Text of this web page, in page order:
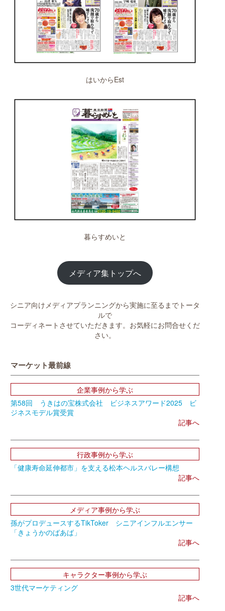
はいからEst
暮らすめいと
メディア集トップへ
シニア向けメディアプランニングから実施に至るまでトータ
ルで
コーディネートさせていただきます。お気軽にお問合せくだ
さい。
マーケット最前線
企業事例から学ぶ
第58回 うきはの宝株式会社 ビジネスアワード2025 ビ
ジネスモデル賞受賞
記事へ
行政事例から学ぶ
「健康寿命延伸都市」を支える松本ヘルスバレー構想
記事へ
メディア事例から学ぶ
孫がプロデュースするTikToker シニアインフルエンサー
「きょうかのばあば」
記事へ
キャラクター事例から学ぶ
3世代マーケティング
記事へ